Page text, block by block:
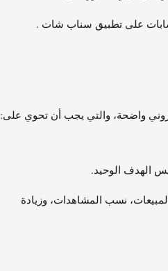
على تطبيق سناب شات .
واضحة، والتي يجب أن تحوي على:
نسب المشاهدات، وزيادة